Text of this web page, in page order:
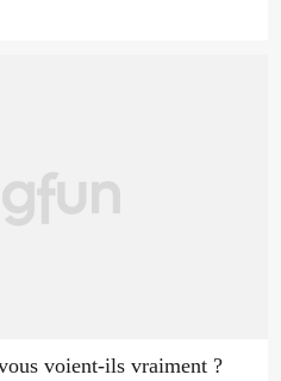
voient-ils vraiment ?